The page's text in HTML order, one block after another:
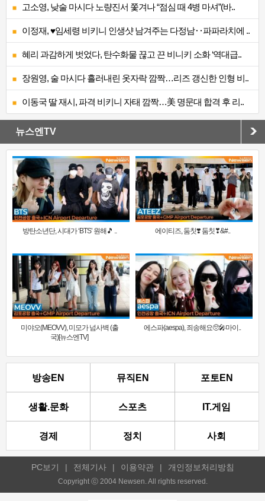
고소영, 낮술 마시다 노량진서 쫓겨나 “점심 때 4병 마셔”(바..
이정재, ♥임세령 비키니 인생샷 남겨주는 다정남‥파파라치에 ..
혜리 과감하게 벗었다, 탄수화물 끊고 끈 비니키 소화 ‘역대급..
장원영, 술 마시다 흘러내린 옷자락 깜짝…리즈 갱신한 인형 비..
이동국 딸 재시, 파격 비키니 자태 깜짝…美 명문대 합격 후 리..
뉴스엔TV
방탄소년단, 시대가 ‘BTS’ 원해🎵 .. 에이티즈, 둠칫❣️ 둠칫❣&#..
미야오(MEOVV), 미모가 넘사벽 (출
국)[뉴스엔TV]
에스파(aespa), 죄송해요🥺🎤마이..
방송EN 뮤직EN 포토EN
생활.문화 스포츠 IT.게임
경제 정치 사회
PC보기 | 전체기사 | 이용약관 | 개인정보처리방침
Copyright ⓒ 2004 Newsen. All rights reserved.